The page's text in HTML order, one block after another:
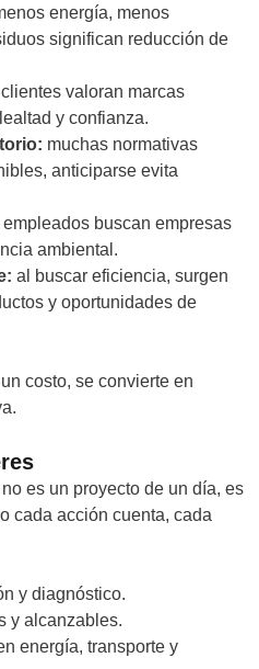
energía, menos
significan reducción de
clientes valoran marcas
y confianza.
muchas normativas
anticiparse evita
empleados buscan empresas
ambiental.
al buscar eficiencia, surgen
y oportunidades de
costo, se convierte en
es un proyecto de un día, es
cada acción cuenta, cada
y diagnóstico.
y alcanzables.
energía, transporte y